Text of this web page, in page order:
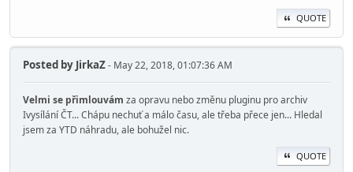
QUOTE
Posted by JirkaZ- May 22, 2018, 01:07:36 AM
Velmi se přimlouvám za opravu nebo změnu pluginu pro archiv
Ivysílání ČT... Chápu nechuť a málo času, ale třeba přece jen... Hledal
jsem za YTD náhradu, ale bohužel nic.
QUOTE